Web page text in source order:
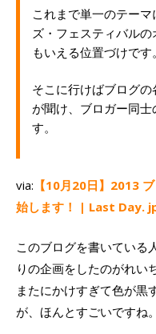
これまで単一のテー
ズ・フェスティバル
もいえる位置づけです。
そこに行けばブログ
が聞け、ブロガー同
す。
via: 【10月20日】2013
始します！ | Last Day.
このブログを書いている
りの企画をしたのがれい
またにかけすぎて色が黒
が、ほんとすごいですね。